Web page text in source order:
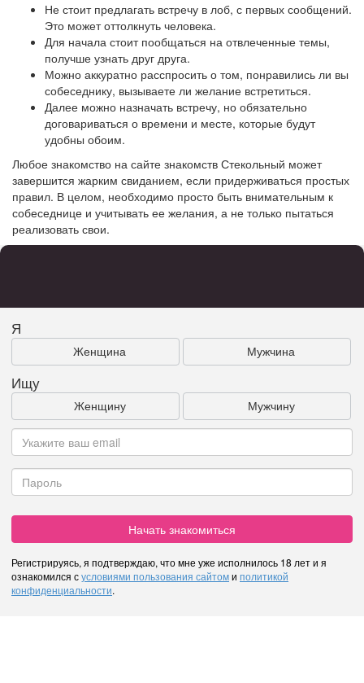
Не стоит предлагать встречу в лоб, с первых сообщений.
Это может оттолкнуть человека.
Для начала стоит пообщаться на отвлеченные темы,
получше узнать друг друга.
Можно аккуратно расспросить о том, понравились ли вы
собеседнику, вызываете ли желание встретиться.
Далее можно назначать встречу, но обязательно
договариваться о времени и месте, которые будут
удобны обоим.
Любое знакомство на сайте знакомств Стекольный может
завершится жарким свиданием, если придерживаться простых
правил. В целом, необходимо просто быть внимательным к
собеседнице и учитывать ее желания, а не только пытаться
реализовать свои.
Я
Женщина Мужчина
Ищу
Женщину Мужчину
Начать знакомиться
Регистрируясь, я подтверждаю, что мне уже исполнилось 18 лет и я
ознакомился сусловиями пользования сайтоми политикой
конфиденциальности.